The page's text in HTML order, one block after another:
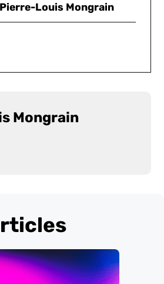
Pierre-Louis Mongrain
Mongrain